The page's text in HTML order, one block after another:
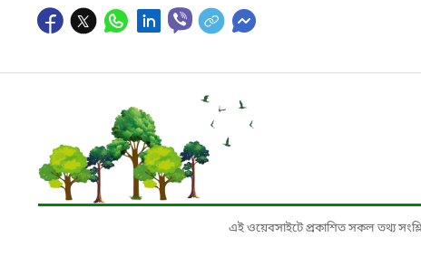
এই ওয়েবসাইটে প্রকাশিত সকল তথ্য